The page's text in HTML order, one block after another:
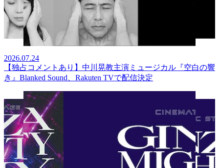
2026.07.24
【独占コメントあり】中川晃教主演ミュージカル『空白の響
き』Blanked Sound、Rakuten TVで配信決定